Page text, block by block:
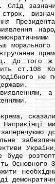
Слід
До того
ст.108
не
а
Основного